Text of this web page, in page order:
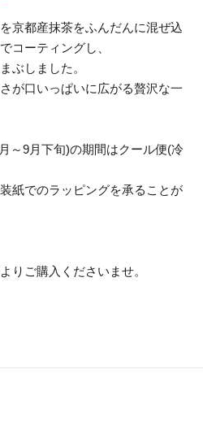
京都産抹茶をふんだんに混ぜ込
コーティングし、
ぶしました。
が口いっぱいに広がる贅沢な一
～9月下旬)の期間はクール便(冷
紙でのラッピングを承ることが
りご購入くださいませ。